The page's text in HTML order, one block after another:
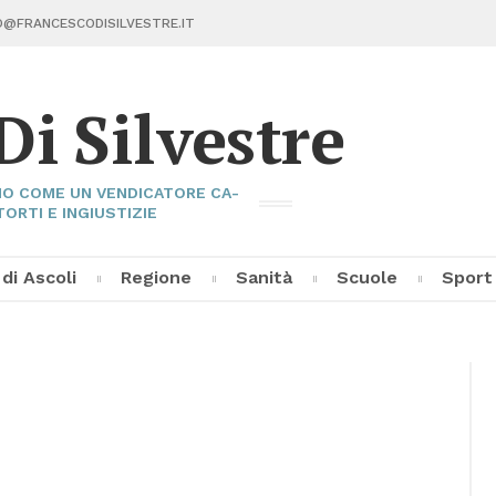
Sil­ve­stre
COME UN VEN­DI­CA­TO­RE CA­
E IN­GIU­STI­ZIE
Asco­li Re­gio­ne Sa­ni­tà Scuo­le Sport